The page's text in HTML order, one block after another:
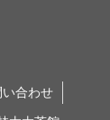
い合わせ